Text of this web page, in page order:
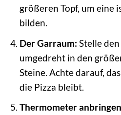
größeren Topf, um eine
bilden.
Der Garraum: Stelle
umgedreht in den
Steine. Achte darauf,
die Pizza bleibt.
Thermometer